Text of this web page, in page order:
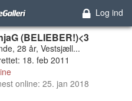
Log ind
(BELIEBER!)<3
28 år, Vestsjæll...
18. feb 2011
online: 25. jan 2018